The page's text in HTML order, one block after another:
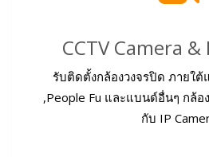
CCTV Camera &
รับติดตั้งกล้องวงจรปิด ภายใ
,People Fu และแบนด์อื่นๆ กล้อ
กับ IP